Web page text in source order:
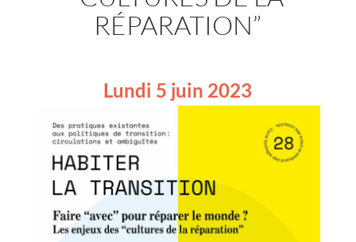
RÉPARATION”
Lundi 5 juin 2023